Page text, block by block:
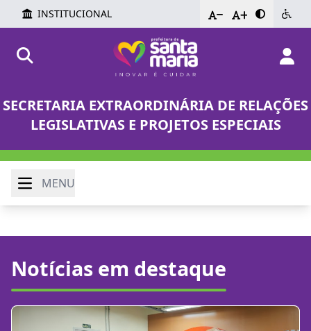
INSTITUCIONAL - +
SECRETARIA EXTRAORDINÁRIA DE RELAÇÕES
LEGISLATIVAS E PROJETOS ESPECIAIS
MENU
Notícias em destaque